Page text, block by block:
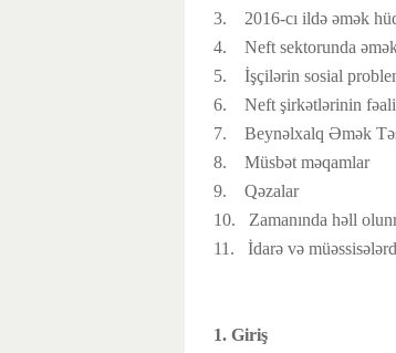
3. 2016-cı ildə əmək
4. Neft sektorunda
5. İşçilərin sosial
6. Neft şirkətlərinin
7. Beynəlxalq Əmək
8. Müsbət məqamlar
9. Qəzalar
10. Zamanında həll
11. İdarə və
1. Giriş